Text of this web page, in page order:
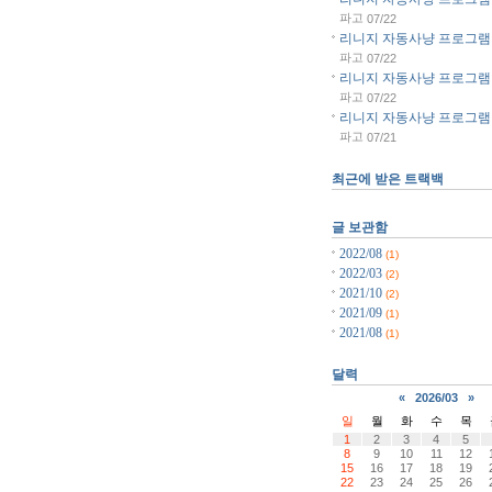
파고 07/22
리니지 자동사냥 프로그램
파고 07/22
리니지 자동사냥 프로그램
파고 07/22
리니지 자동사냥 프로그램
파고 07/21
최근에 받은 트랙백
글 보관함
2022/08 (1)
2022/03 (2)
2021/10 (2)
2021/09 (1)
2021/08 (1)
달력
« 2026/03
»
일
월 화 수 목
1
2 3 4 5
8
9 10 11 12
15
16 17 18 19
22
23 24 25 26